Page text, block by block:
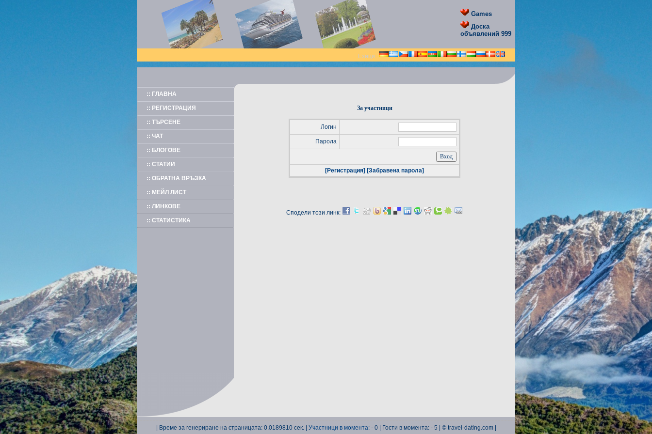
Games
Доска
объявлений 999
Езици :
:: ГЛАВНА
:: РЕГИСТРАЦИЯ
:: ТЪРСЕНЕ
:: ЧАТ
:: БЛОГОВЕ
:: СТАТИИ
:: ОБРАТНА ВРЪЗКА
:: МЕЙЛ ЛИСТ
:: ЛИНКОВЕ
:: СТАТИСТИКА
За участници
Логин
Парола
[Регистрация] [Забравена парола]
Сподели този линк:
| Време за генериране на страницата: 0.0189810 сек. | Участници в момента: - 0 | Гости в момента: - 5 | © travel-dating.com |